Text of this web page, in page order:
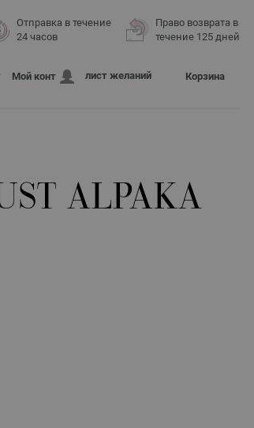
Отправка в течение
24 часов
Право возврата в
течение 125 дней
Мой конт лист желаний Корзина
ALPAKA